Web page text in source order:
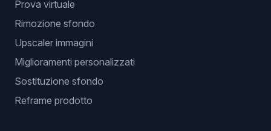
Prova virtuale
Rimozione sfondo
Upscaler immagini
Miglioramenti personalizzati
Sostituzione sfondo
Reframe prodotto